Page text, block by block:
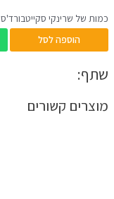
כמות של שרינקי סקייטבורד'ס
הוספה לסל
שתף:
מוצרים קשורים